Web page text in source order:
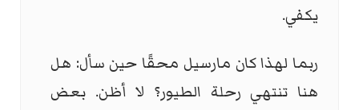
يكفي.
ربما لهذا كان مارسيل محقًا حين سأل: هل
هنا تنتهي رحلة الطيور؟ لا أظن. بعض